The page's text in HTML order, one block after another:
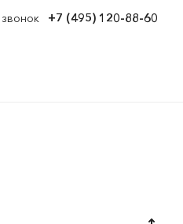
+7 (495) 120-88-60